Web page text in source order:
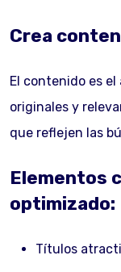
Crea
El contenido es
originales y
que reflejen las
Elementos
optimizado:
Títulos